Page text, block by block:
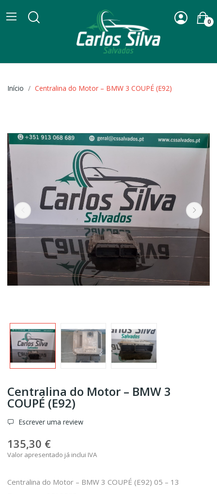
0
Início Centralina do Motor – BMW 3 COUPÉ (E92)
Centralina do Motor – BMW 3
COUPÉ (E92)
Escrever uma review
135,30 €
Valor apresentado já inclui IVA
Centralina do Motor – BMW 3 COUPÉ (E92) 05 – 13